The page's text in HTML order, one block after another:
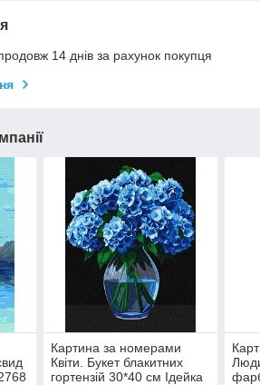
14 днів за рахунок покупця
Картина за номерами
Квіти. Букет блакитних
гортензій 30*40 см Ідейка